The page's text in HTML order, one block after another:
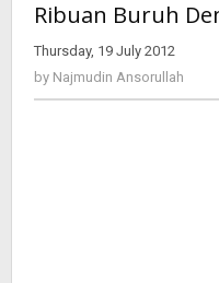
Ribuan Buruh
Thursday, 19 July 2012
by Najmudin Ansorullah